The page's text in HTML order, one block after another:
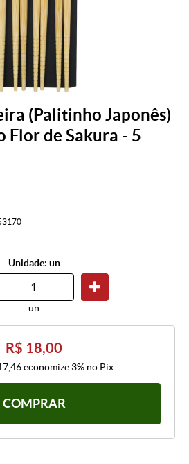
(Palitinho Japonês)
Flor de Sakura - 5
Unidade: un
un
R$ 18,00
economize 3% no Pix
COMPRAR